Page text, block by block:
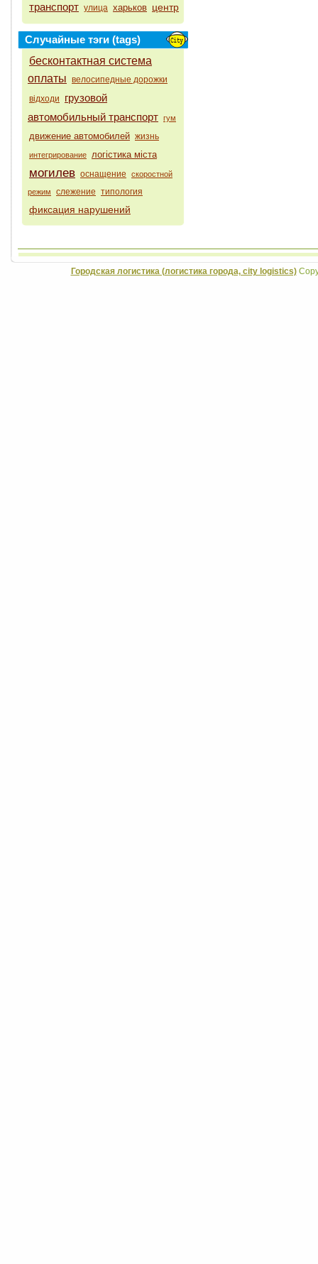
транспорт улица харьков центр
Случайные тэги (tags)
бесконтактная система
оплаты велосипедные дорожки
відходи
грузовой
автомобильный транспорт гум
движение автомобилей жизнь
интегрирование логістика міста
могилев оснащение скоростной
режим слежение типология
фиксация нарушений
Городская логистика (логистика города, city logistics)